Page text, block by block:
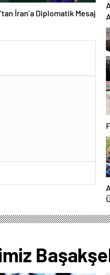
İran’a Diplomatik Mesaj